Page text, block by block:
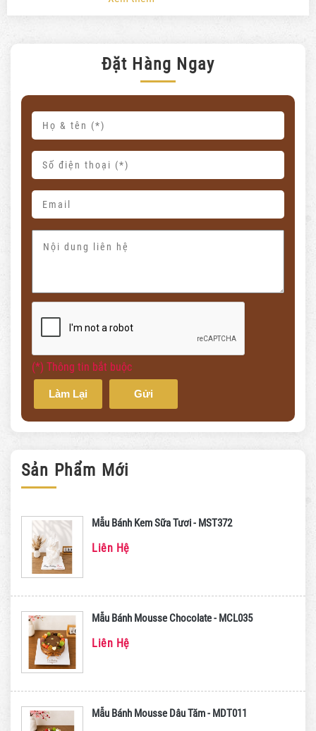
Đặt Hàng Ngay
(*) Thông tin bắt buộc
Làm Lại Gửi
Sản Phẩm Mới
Mẫu Bánh Kem Sữa Tươi - MST372
Liên Hệ
Mẫu Bánh Mousse Chocolate - MCL035
Liên Hệ
Mẫu Bánh Mousse Dâu Tăm - MDT011